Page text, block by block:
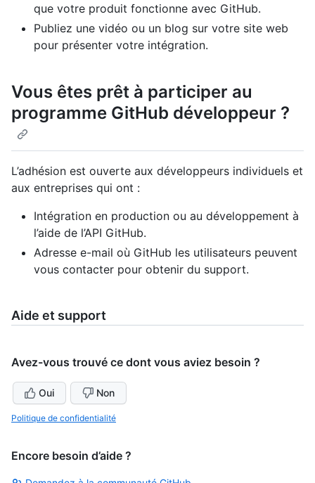
que votre produit fonctionne avec GitHub.
Publiez une vidéo ou un blog sur votre site web
pour présenter votre intégration.
Vous êtes prêt à participer au
programme GitHub développeur ?
L’adhésion est ouverte aux développeurs individuels et
aux entreprises qui ont :
Intégration en production ou au développement à
l’aide de l’API GitHub.
Adresse e-mail où GitHub les utilisateurs peuvent
vous contacter pour obtenir du support.
Aide et support
Avez-vous trouvé ce dont vous aviez besoin ?
Oui Non
Politique de confidentialité
Encore besoin d’aide ?